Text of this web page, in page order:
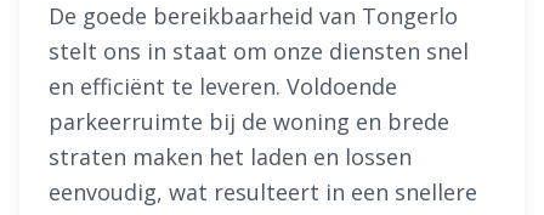
De goede bereikbaarheid van Tongerlo
stelt ons in staat om onze diensten snel
en efficiënt te leveren. Voldoende
parkeerruimte bij de woning en brede
straten maken het laden en lossen
eenvoudig, wat resulteert in een snellere